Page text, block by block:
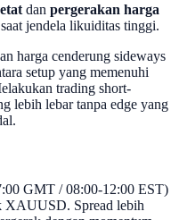
dan pergerakan harga
jendela likuiditas tinggi.
harga cenderung sideways
setup yang memenuhi
trading short-
lebih lebar tanpa edge yang
GMT / 08:00-12:00 EST)
XAUUSD. Spread lebih